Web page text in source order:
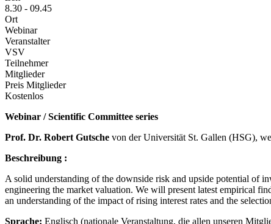
8.30 - 09.45
Ort
Webinar
Veranstalter
VSV
Teilnehmer
Mitglieder
Preis Mitglieder
Kostenlos
Webinar / Scientific Committee series
Prof. Dr. Robert Gutsche von der Universität St. Gallen (HSG),
Beschreibung :
A solid understanding of the downside risk and upside potential of
engineering the market valuation. We will present latest empirical
an understanding of the impact of rising interest rates and the
Sprache: Englisch (nationale Veranstaltung, die allen unseren